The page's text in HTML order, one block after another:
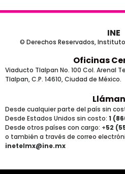
INE
© Derechos Reservados,
Oficinas
Viaducto Tlalpan No. 100 Col. Arenal
Tlalpan, C.P. 14610, Ciudad de México.
Desde cualquier parte del país sin
Desde Estados Unidos sin costo: 1
Desde otros países con cargo: +52
o también a través de correo
inetelmx@ine.mx